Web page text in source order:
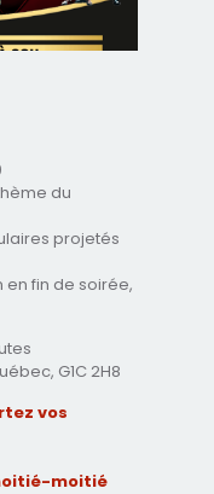
du
projetés
en fin de soirée,
G1C 2H8
vos
moitié